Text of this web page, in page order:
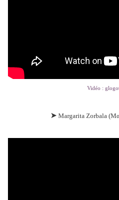
Vidéo :
➤ Margarita Zorbala